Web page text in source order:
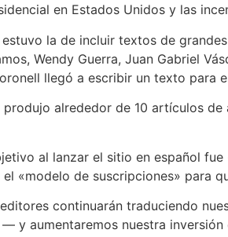
en Estados Unidos y las
la de incluir textos de
Wendy Guerra, Juan Gabriel
llegó a escribir un texto para
alrededor de 10 artículos
al lanzar el sitio en español
«modelo de suscripciones» para
continuarán traduciendo
y aumentaremos nuestra